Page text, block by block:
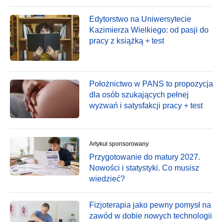
Edytorstwo na Uniwersytecie
Kazimierza Wielkiego: od pasji do
pracy z książką + test
Położnictwo w PANS to propozycja
dla osób szukających pełnej
wyzwań i satysfakcji pracy + test
Artykuł sponsorowany
Przygotowanie do matury 2027.
Nowości i statystyki. Co musisz
wiedzieć?
Fizjoterapia jako pewny pomysł na
zawód w dobie nowych technologii